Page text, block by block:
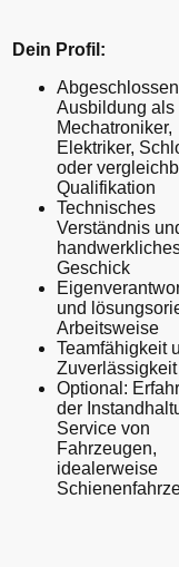
Dein Profil:
Ausbildung als
Mechatroniker,
Elektriker,
oder
Qualifikation
Technisches
Verständnis
Geschick
und
Arbeitsweise
Teamfähigkeit
Zuverlässigkeit
Optional:
der
Service von
Fahrzeugen,
idealerweise